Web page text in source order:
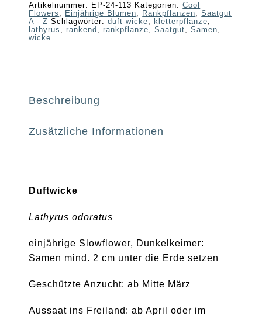
Artikelnummer: EP-24-113 Kategorien:Cool
Flowers
Einjährige Blumen Rankpflanzen ,Saatgut
A - Z Schlagwörter:duft-wicke kletterpflanze
lathyrus
,rankend ,rankpflanze ,Saatgut ,Samen
wicke
Beschreibung
Zusätzliche Informationen
Duftwicke
Lathyrus odoratus
einjährige Slowflower, Dunkelkeimer:
Samen mind. 2 cm unter die Erde setzen
Geschützte Anzucht: ab Mitte März
Aussaat ins Freiland: ab April oder im